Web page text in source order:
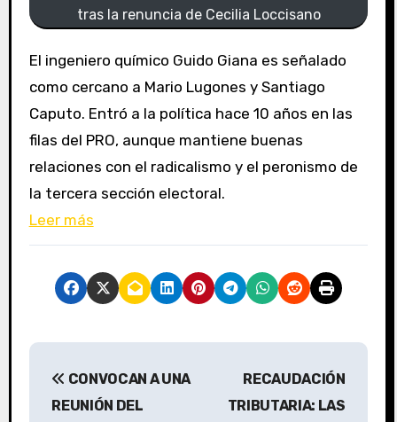
tras la renuncia de Cecilia Loccisano
El ingeniero químico Guido Giana es señalado
como cercano a Mario Lugones y Santiago
Caputo. Entró a la política hace 10 años en las
filas del PRO, aunque mantiene buenas
relaciones con el radicalismo y el peronismo de
la tercera sección electoral.
Leer más
N
CONVOCAN A UNA
REUNIÓN DEL
RECAUDACIÓN
TRIBUTARIA: LAS